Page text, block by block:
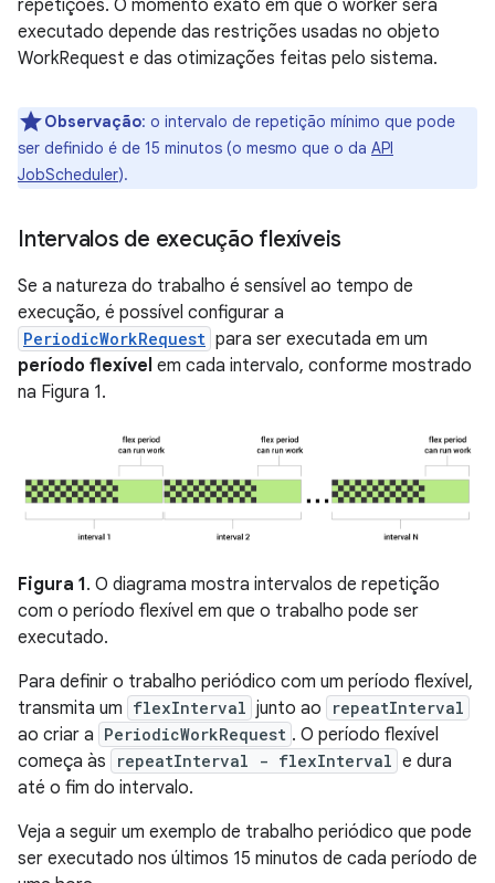
repetições. O momento exato em que o worker será
executado depende das restrições usadas no objeto
WorkRequest e das otimizações feitas pelo sistema.
Observação: o intervalo de repetição mínimo que pode
ser definido é de 15 minutos (o mesmo que o da API
JobScheduler).
Intervalos de execução flexíveis
Se a natureza do trabalho é sensível ao tempo de
execução, é possível configurar a
PeriodicWorkRequest para ser executada em um
período flexível em cada intervalo, conforme mostrado
na Figura 1.
Figura 1. O diagrama mostra intervalos de repetição
com o período flexível em que o trabalho pode ser
executado.
Para definir o trabalho periódico com um período flexível,
transmita um flexInterval junto ao repeatInterval
ao criar a PeriodicWorkRequest . O período flexível
começa às
repeatInterval - flexInterval e dura
até o fim do intervalo.
Veja a seguir um exemplo de trabalho periódico que pode
ser executado nos últimos 15 minutos de cada período de